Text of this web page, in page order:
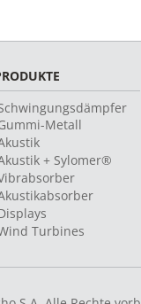
Metall
+ Sylomer®
Turbines